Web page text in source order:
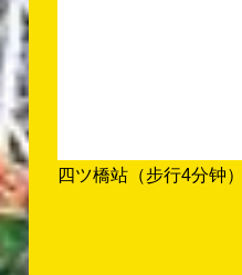
四ツ橋站（步行4分钟）